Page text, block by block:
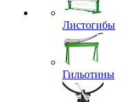
Листогибы
Гильотины